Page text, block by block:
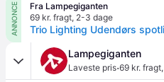
ANNONCE
Fra Lampegiganten
69 kr. fragt, 2-3 dage
Lampegiganten
Laveste pris·69 kr. fragt,